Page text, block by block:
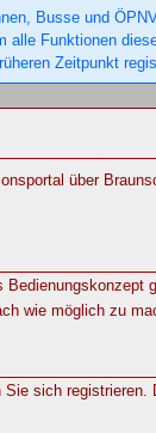
Busse und
alle Funktionen
Zeitpunkt
über
wie möglich zu
sich